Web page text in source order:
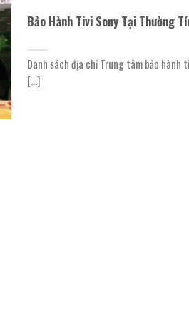
Bảo Hành Tivi Sony Tại Thường
Danh sách địa chỉ Trung tâm bảo
[...]